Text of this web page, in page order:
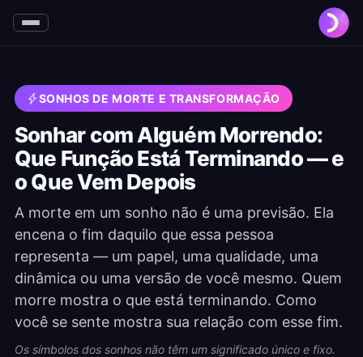
SONHOS DE MORTE E TRANSFORMAÇÃO
Sonhar com Alguém Morrendo:
Que Função Está Terminando — e
o Que Vem Depois
A morte em um sonho não é uma previsão. Ela
encena o fim daquilo que essa pessoa
representa — um papel, uma qualidade, uma
dinâmica ou uma versão de você mesmo. Quem
morre mostra o que está terminando. Como
você se sente mostra sua relação com esse fim.
Os símbolos dos sonhos não têm um significado único e fixo.